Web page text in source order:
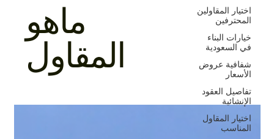
اختيار المقاولين
المحترفين
خيارات البناء
في السعودية
شفافية عروض
الأسعار
تفاصيل العقود
الإنشائية
اختيار المقاول
المناسب
ماهو
المقاول